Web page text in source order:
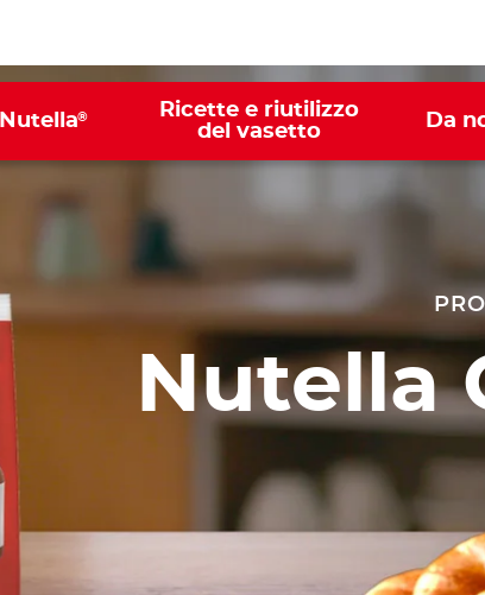
®
Ricette e riutilizzo
del vasetto
Da
Nutella